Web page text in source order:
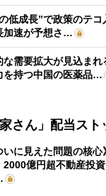
低成長”で政策のテ
加速が予想さ…
な需要拡大が見込ま
持つ中国の医薬品…
家さん」配当ス
いに見えた問題の核
2000億円超不動産投